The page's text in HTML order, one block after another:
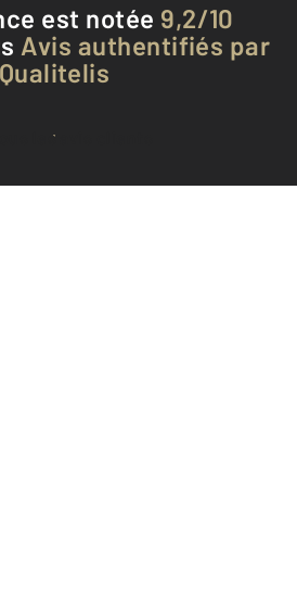
est notée 9,2/10
Avis authentifiés par
Qualitelis
tous les avis clients